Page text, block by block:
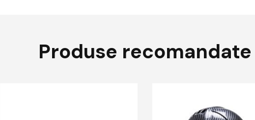
Produse recomandate